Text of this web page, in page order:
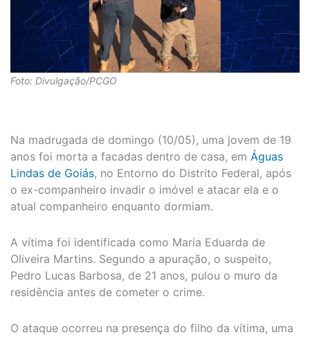
Foto: Divulgação/PCGO
Na madrugada de domingo (10/05), uma jovem de 19
anos foi morta a facadas dentro de casa, em Águas
Lindas de Goiás, no Entorno do Distrito Federal, após
o ex-companheiro invadir o imóvel e atacar ela e o
atual companheiro enquanto dormiam.
A vítima foi identificada como Maria Eduarda de
Oliveira Martins. Segundo a apuração, o suspeito,
Pedro Lucas Barbosa, de 21 anos, pulou o muro da
residência antes de cometer o crime.
O ataque ocorreu na presença do filho da vítima, uma